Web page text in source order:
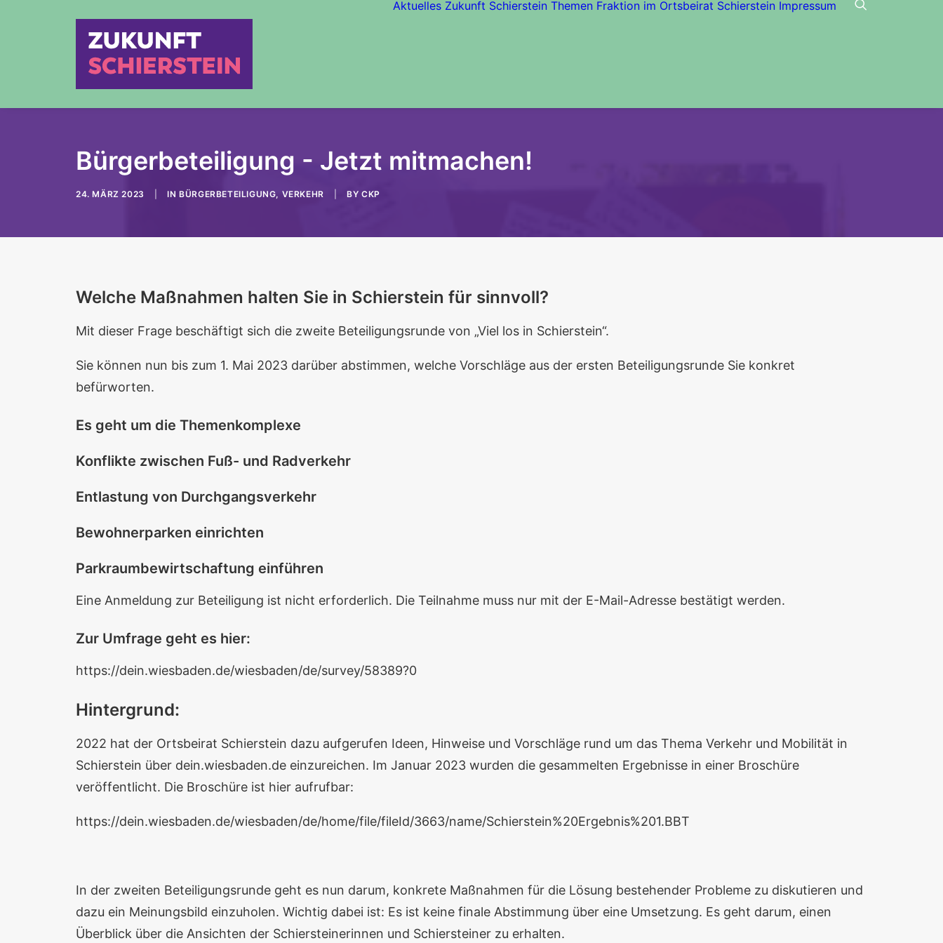
Aktuelles Zukunft Schierstein Themen Fraktion im Ortsbeirat Schierstein Impressum
Bürgerbeteiligung - Jetzt mitmachen!
24. MÄRZ 2023 INBÜRGERBETEILIGUNG, VERKEHR BYCKP
Welche Maßnahmen halten Sie in Schierstein für sinnvoll?
Mit dieser Frage beschäftigt sich die zweite Beteiligungsrunde von „Viel los in Schierstein“.
Sie können nun bis zum 1. Mai 2023 darüber abstimmen, welche Vorschläge aus der ersten Beteiligungsrunde Sie konkret
befürworten.
Es geht um die Themenkomplexe
Konflikte zwischen Fuß- und Radverkehr
Entlastung von Durchgangsverkehr
Bewohnerparken einrichten
Parkraumbewirtschaftung einführen
Eine Anmeldung zur Beteiligung ist nicht erforderlich. Die Teilnahme muss nur mit der E-Mail-Adresse bestätigt werden.
Zur Umfrage geht es hier:
https://dein.wiesbaden.de/wiesbaden/de/survey/58389?0
Hintergrund:
2022 hat der Ortsbeirat Schierstein dazu aufgerufen Ideen, Hinweise und Vorschläge rund um das Thema Verkehr und Mobilität in
Schierstein über dein.wiesbaden.de einzureichen. Im Januar 2023 wurden die gesammelten Ergebnisse in einer Broschüre
veröffentlicht. Die Broschüre ist hier aufrufbar:
https://dein.wiesbaden.de/wiesbaden/de/home/file/fileId/3663/name/Schierstein%20Ergebnis%201.BBT
In der zweiten Beteiligungsrunde geht es nun darum, konkrete Maßnahmen für die Lösung bestehender Probleme zu diskutieren und
dazu ein Meinungsbild einzuholen. Wichtig dabei ist: Es ist keine finale Abstimmung über eine Umsetzung. Es geht darum, einen
Überblick über die Ansichten der Schiersteinerinnen und Schiersteiner zu erhalten.